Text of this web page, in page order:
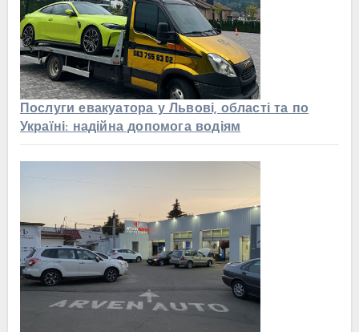
Послуги евакуатора у Львові, області та по
Україні: надійна допомога водіям